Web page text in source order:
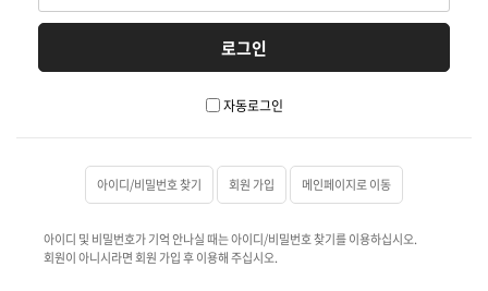
자동로그인
아이디/비밀번호 찾기 회원 가입 메인페이지로 이동
아이디 및 비밀번호가 기억 안나실 때는 아이디/비밀번호 찾기를 이용하십시오.
회원이 아니시라면 회원 가입 후 이용해 주십시오.